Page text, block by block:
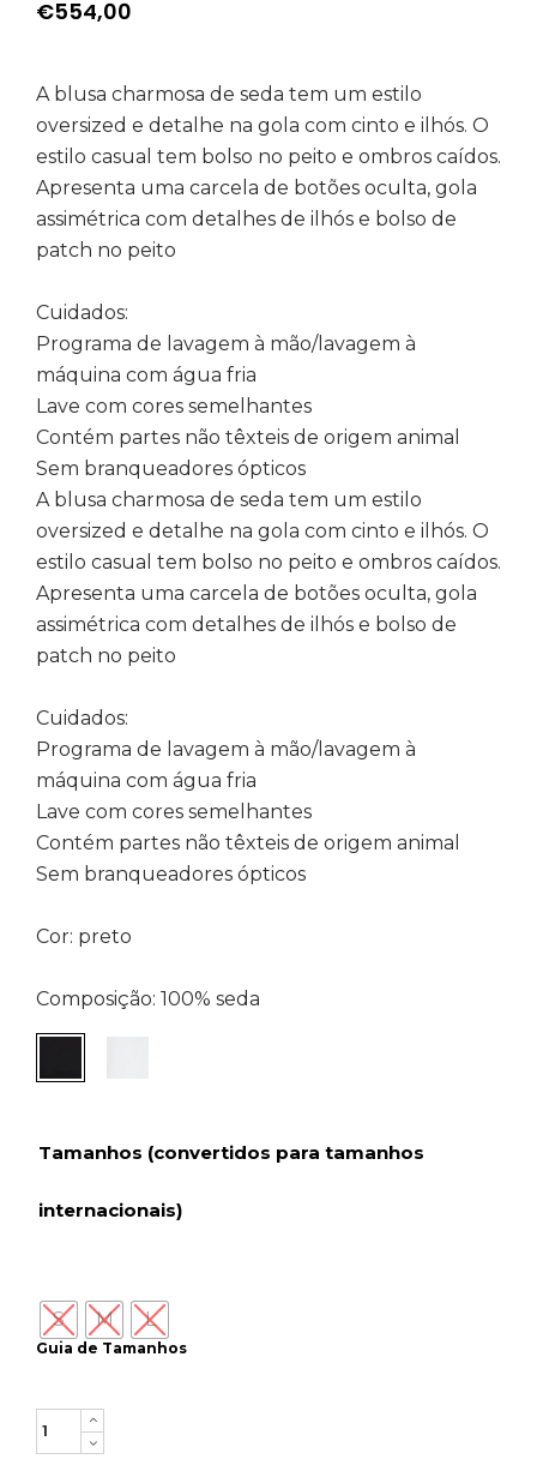
€554,00
A blusa charmosa de seda tem um estilo
oversized e detalhe na gola com cinto e ilhós. O
estilo casual tem bolso no peito e ombros caídos.
Apresenta uma carcela de botões oculta, gola
assimétrica com detalhes de ilhós e bolso de
patch no peito
Cuidados:
Programa de lavagem à mão/lavagem à
máquina com água fria
Lave com cores semelhantes
Contém partes não têxteis de origem animal
Sem branqueadores ópticos
A blusa charmosa de seda tem um estilo
oversized e detalhe na gola com cinto e ilhós. O
estilo casual tem bolso no peito e ombros caídos.
Apresenta uma carcela de botões oculta, gola
assimétrica com detalhes de ilhós e bolso de
patch no peito
Cuidados:
Programa de lavagem à mão/lavagem à
máquina com água fria
Lave com cores semelhantes
Contém partes não têxteis de origem animal
Sem branqueadores ópticos
Cor: preto
Composição: 100% seda
Guia de Tamanhos
Tamanhos (convertidos para tamanhos
internacionais)
S M L
Quantity